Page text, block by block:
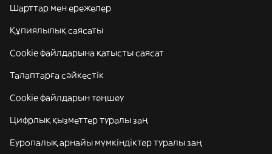
Шарттар мен ережелер
Құпиялылық саясаты
Cookie файлдарына қатысты саясат
Талаптарға сәйкестік
Cookie файлдарын теңшеу
Цифрлық қызметтер туралы заң
Еуропалық арнайы мүмкіндіктер туралы заң